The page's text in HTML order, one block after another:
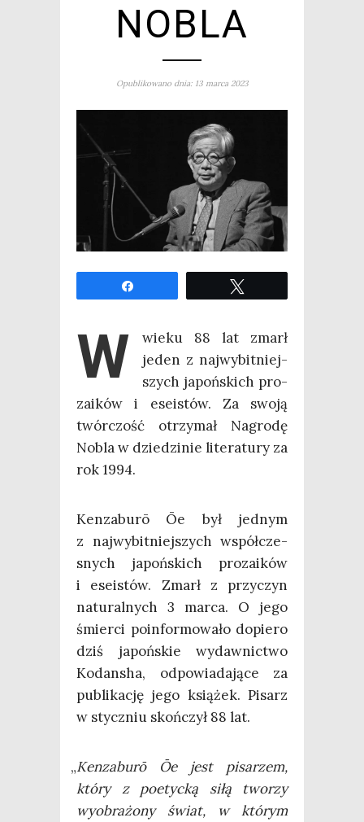
NOBLA
Opublikowano dnia: 13 marca 2023
W
wie­ku 88 lat zmarł
jeden z naj­wy­bit­niej­
szych japoń­skich pro­
za­ików i ese­istów. Za swo­ją
twór­czość otrzy­mał Nagro­dę
Nobla w dzie­dzi­nie lite­ra­tu­ry za
rok 1994.
Ken­za­bu­rō Ōe był jed­nym
z naj­wy­bit­niej­szych współ­cze­
snych japoń­skich pro­za­ików
i ese­istów. Zmarł z przy­czyn
natu­ral­nych 3 mar­ca. O jego
śmier­ci poin­for­mo­wa­ło dopie­ro
dziś japoń­skie wydaw­nic­two
Kodan­sha, odpo­wia­da­ją­ce za
publi­ka­cję jego ksią­żek. Pisarz
w stycz­niu skoń­czył 88 lat.
„Ken­za­bu­rō Ōe jest pisa­rzem,
któ­ry z poetyc­ką siłą two­rzy
wyobra­żo­ny świat, w któ­rym